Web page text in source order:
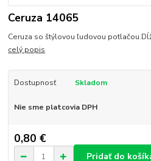
Ceruza 14065
Ceruza so štýlovou ľudovou
celý popis
Dostupnosť Skladom
Nie sme platcovia DPH
0,80 €
Pridať do